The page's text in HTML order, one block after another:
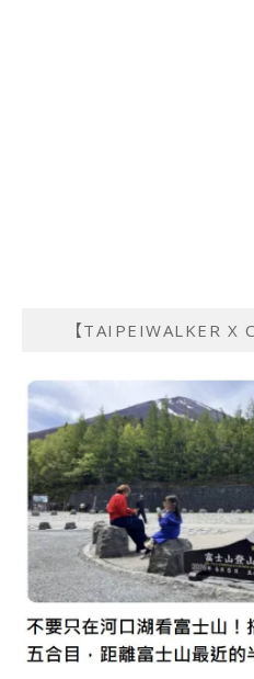
【TAIPEIWALKER X